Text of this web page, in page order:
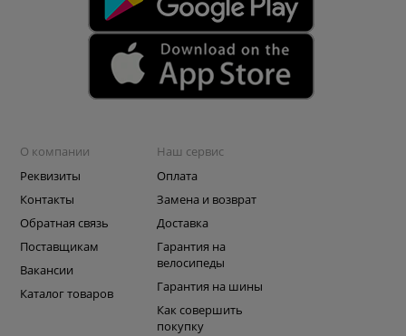
О компании
Реквизиты
Контакты
Обратная связь
Поставщикам
Вакансии
Каталог товаров
Наш сервис
Оплата
Замена и возврат
Доставка
Гарантия на
велосипеды
Гарантия на шины
Как совершить
покупку